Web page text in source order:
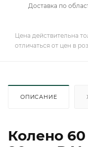
Доставка по
Цена действительна
отличаться от цен в
ОПИСАНИЕ
Колено